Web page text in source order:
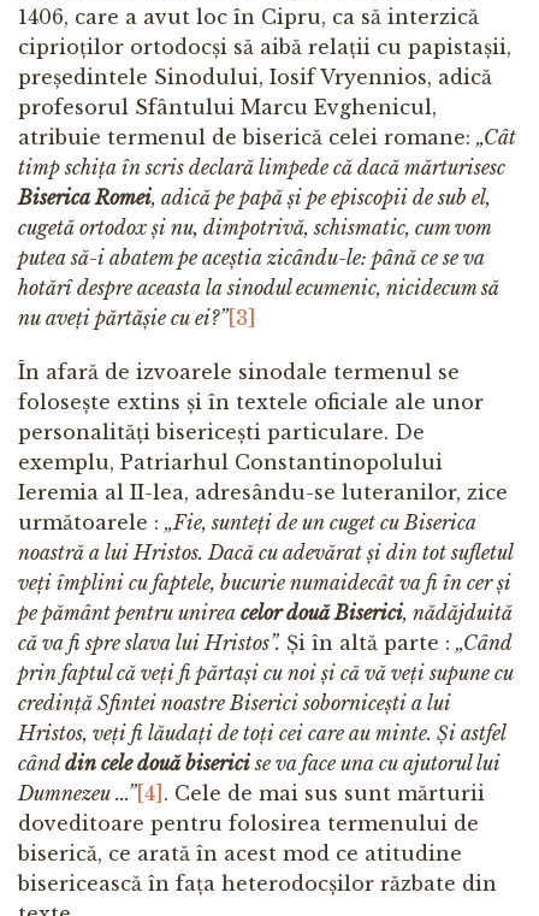
1406, care a avut loc în Cipru, ca să interzică
ciprioților ortodocși să aibă relații cu papistașii,
președintele Sinodului, Iosif Vryennios, adică
profesorul Sfântului Marcu Evghenicul,
atribuie termenul de biserică celei romane: „Cât
timp schița în scris declară limpede că dacă mărturisesc
Biserica Romei, adică pe papă și pe episcopii de sub el,
cugetă ortodox și nu, dimpotrivă, schismatic, cum vom
putea să-i abatem pe aceștia zicându-le: până ce se va
hotărî despre aceasta la sinodul ecumenic, nicidecum să
nu aveți părtășie cu ei?”[3]
În afară de izvoarele sinodale termenul se
folosește extins și în textele oficiale ale unor
personalități bisericești particulare. De
exemplu, Patriarhul Constantinopolului
Ieremia al II-lea, adresându-se luteranilor, zice
următoarele : „Fie, sunteți de un cuget cu Biserica
noastră a lui Hristos. Dacă cu adevărat și din tot sufletul
veți împlini cu faptele, bucurie numaidecât va fi în cer și
pe pământ pentru unirea celor două Biserici, nădăjduită
că va fi spre slava lui Hristos”. Și în altă parte : „Când
prin faptul că veți fi părtași cu noi și că vă veți supune cu
credință Sfintei noastre Biserici sobornicești a lui
Hristos, veți fi lăudați de toți cei care au minte. Și astfel
cânddin cele două bisericise va face una cu ajutorul lui
Dumnezeu ...”[4] . Cele de mai sus sunt mărturii
doveditoare pentru folosirea termenului de
biserică, ce arată în acest mod ce atitudine
bisericească în fața heterodocșilor răzbate din